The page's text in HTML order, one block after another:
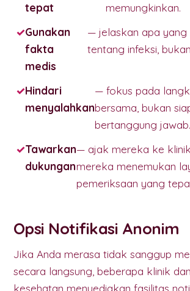
tepat
memungkinkan.
Gunakan
fakta
medis
— jelaskan apa yang
tentang infeksi,
Hindari
menyalahkan
— fokus pada
bersama, bukan
bertanggung jawab.
Tawarkan
dukungan
— ajak mereka ke
mereka menemukan
pemeriksaan yang
Opsi Notifikasi Anonim
Jika Anda merasa tidak sanggup
secara langsung, beberapa klinik
kesehatan menyediakan fasilitas